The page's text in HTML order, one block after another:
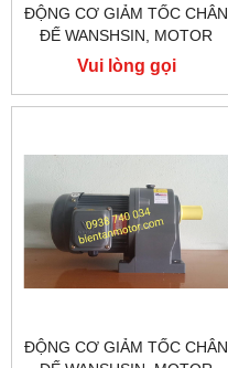
ĐỘNG CƠ GIẢM TỐC CHÂN
ĐẾ WANSHSIN, MOTOR
GIẢM TỐC WANSHSIN
200W GH22-200-15S
Vui lòng gọi
ĐỘNG CƠ GIẢM TỐC CHÂN